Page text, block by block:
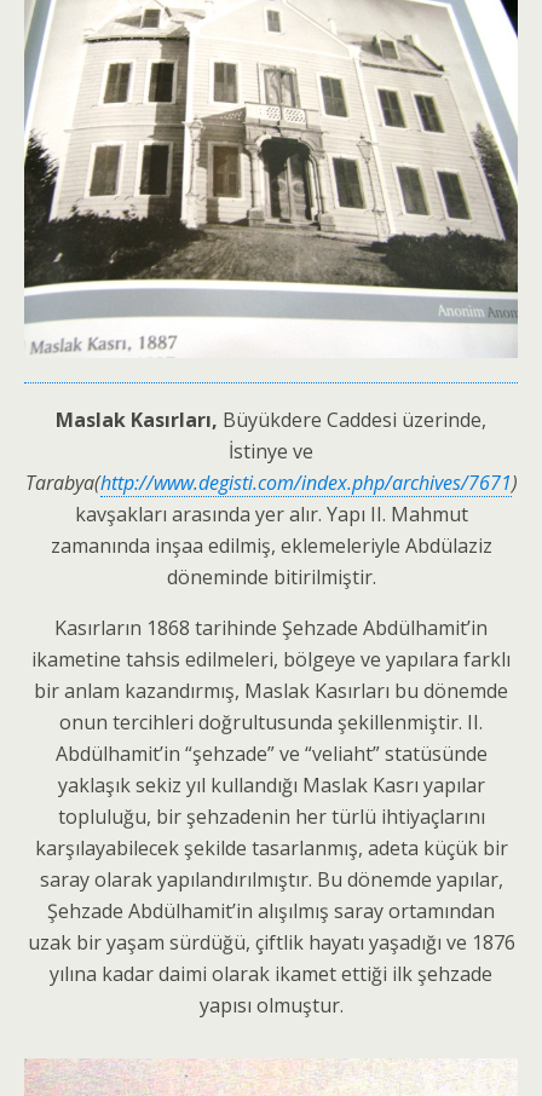
Maslak Kasırları, Büyükdere Caddesi üzerinde,
İstinye ve
Tarabya(http://www.degisti.com/index.php/archives/7671)
kavşakları arasında yer alır. Yapı II. Mahmut
zamanında inşaa edilmiş, eklemeleriyle Abdülaziz
döneminde bitirilmiştir.
Kasırların 1868 tarihinde Şehzade Abdülhamit’in
ikametine tahsis edilmeleri, bölgeye ve yapılara farklı
bir anlam kazandırmış, Maslak Kasırları bu dönemde
onun tercihleri doğrultusunda şekillenmiştir. II.
Abdülhamit’in “şehzade” ve “veliaht” statüsünde
yaklaşık sekiz yıl kullandığı Maslak Kasrı yapılar
topluluğu, bir şehzadenin her türlü ihtiyaçlarını
karşılayabilecek şekilde tasarlanmış, adeta küçük bir
saray olarak yapılandırılmıştır. Bu dönemde yapılar,
Şehzade Abdülhamit’in alışılmış saray ortamından
uzak bir yaşam sürdüğü, çiftlik hayatı yaşadığı ve 1876
yılına kadar daimi olarak ikamet ettiği ilk şehzade
yapısı olmuştur.